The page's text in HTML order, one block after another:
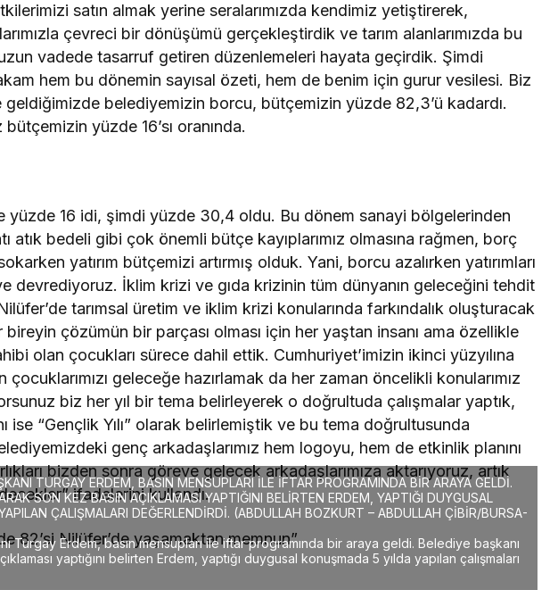
satın almak yerine seralarımızda kendimiz yetiştirerek,
çevreci bir dönüşümü gerçekleştirdik ve tarım alanlarımızda bu
vadede tasarruf getiren düzenlemeleri hayata geçirdik. Şimdi
hem bu dönemin sayısal özeti, hem de benim için gurur vesilesi. Biz
geldiğimizde belediyemizin borcu, bütçemizin yüzde 82,3’ü kadardı.
yüzde 16’sı oranında.
yüzde 16 idi, şimdi yüzde 30,4 oldu. Bu dönem sanayi bölgelerinden
atık bedeli gibi çok önemli bütçe kayıplarımız olmasına rağmen, borç
yatırım bütçemizi artırmış olduk. Yani, borcu azalırken yatırımları
devrediyoruz. İklim krizi ve gıda krizinin tüm dünyanın geleceğini tehdit
tarımsal üretim ve iklim krizi konularında farkındalık oluşturacak
çözümün bir parçası olması için her yaştan insanı ama özellikle
olan çocukları sürece dahil ettik. Cumhuriyet’imizin ikinci yüzyılına
çocuklarımızı geleceğe hazırlamak da her zaman öncelikli konularımız
biz her yıl bir tema belirleyerek o doğrultuda çalışmalar yaptık,
ise “Gençlik Yılı” olarak belirlemiştik ve bu tema doğrultusunda
genç arkadaşlarımız hem logoyu, hem de etkinlik planını
bizden sonra göreve gelecek arkadaşlarımıza aktarıyoruz, artık
ifadelerini kullandı.
82’si Nilüfer’de yaşamaktan memnun”
TURGAY ERDEM, BASIN MENSUPLARI İLE İFTAR PROGRAMINDA BİR ARAYA GELDİ.
SON KEZ BASIN AÇIKLAMASI YAPTIĞINI BELİRTEN ERDEM, YAPTIĞI DUYGUSAL
ÇALIŞMALARI DEĞERLENDİRDİ. (ABDULLAH BOZKURT – ABDULLAH ÇİBİR/BURSA-
Turgay Erdem, basın mensupları ile iftar programında bir araya geldi. Belediye başkanı
yaptığını belirten Erdem, yaptığı duygusal konuşmada 5 yılda yapılan çalışmaları